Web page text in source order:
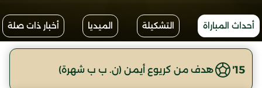
أحداث المباراة التشكيلة الميديا أخبار ذات صلة
15' هدف من كريوع أيمن (ن. ب ب شهرة)